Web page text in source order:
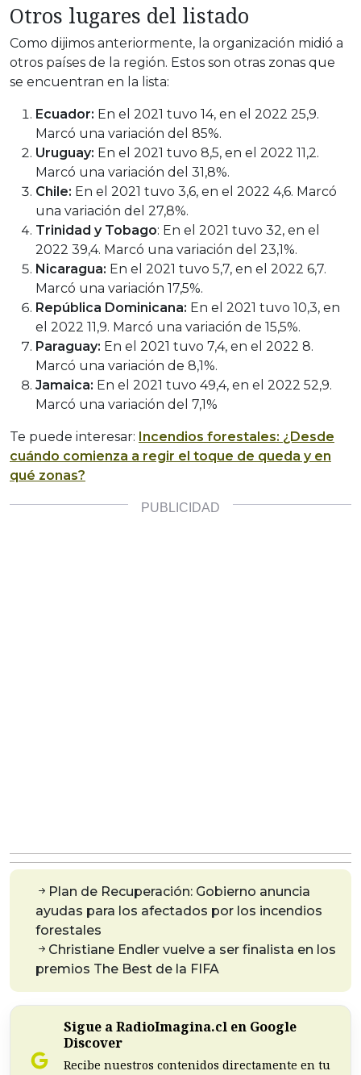
Otros lugares del listado
Como dijimos anteriormente, la organización midió a
otros países de la región. Estos son otras zonas que
se encuentran en la lista:
Ecuador: En el 2021 tuvo 14, en el 2022 25,9.
Marcó una variación del 85%.
Uruguay: En el 2021 tuvo 8,5, en el 2022 11,2.
Marcó una variación del 31,8%.
Chile: En el 2021 tuvo 3,6, en el 2022 4,6. Marcó
una variación del 27,8%.
Trinidad y Tobago: En el 2021 tuvo 32, en el
2022 39,4. Marcó una variación del 23,1%.
Nicaragua: En el 2021 tuvo 5,7, en el 2022 6,7.
Marcó una variación 17,5%.
República Dominicana: En el 2021 tuvo 10,3, en
el 2022 11,9. Marcó una variación de 15,5%.
Paraguay: En el 2021 tuvo 7,4, en el 2022 8.
Marcó una variación de 8,1%.
Jamaica: En el 2021 tuvo 49,4, en el 2022 52,9.
Marcó una variación del 7,1%
Te puede interesar: Incendios forestales: ¿Desde
cuándo comienza a regir el toque de queda y en
qué zonas?
Plan de Recuperación: Gobierno anuncia
ayudas para los afectados por los incendios
forestales
Christiane Endler vuelve a ser finalista en los
premios The Best de la FIFA
Sigue a RadioImagina.cl en Google
Discover
Recibe nuestros contenidos directamente en tu